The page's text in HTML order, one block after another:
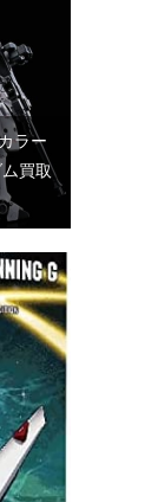
ラー
買取